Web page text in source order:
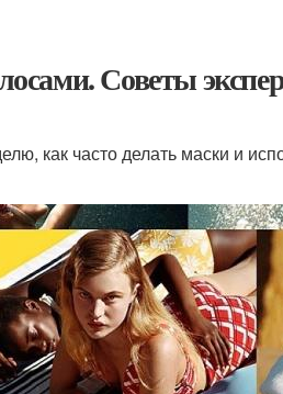
Советы
как часто делать маски и